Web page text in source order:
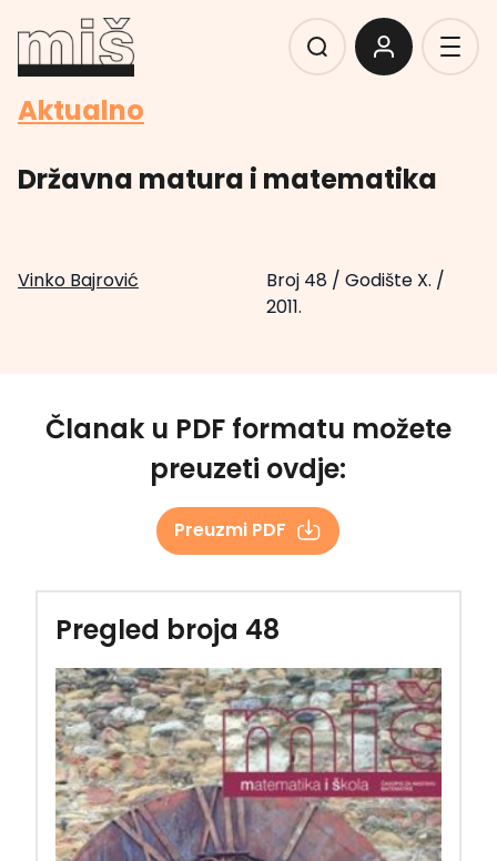
Aktualno
Državna matura i matematika
Vinko Bajrović Broj 48/ Godište X. /
2011.
Članak u PDF formatu možete
preuzeti ovdje:
Preuzmi PDF
Pregled broja 48